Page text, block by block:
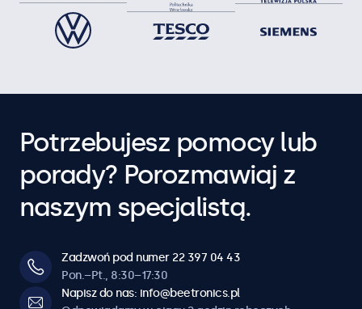
Potrzebujesz pomocy lub
porady? Porozmawiaj z
naszym specjalistą.
Zadzwoń pod numer 22 397 04 43
Pon.–Pt., 8:30–17:30
Napisz do nas: info@beetronics.pl